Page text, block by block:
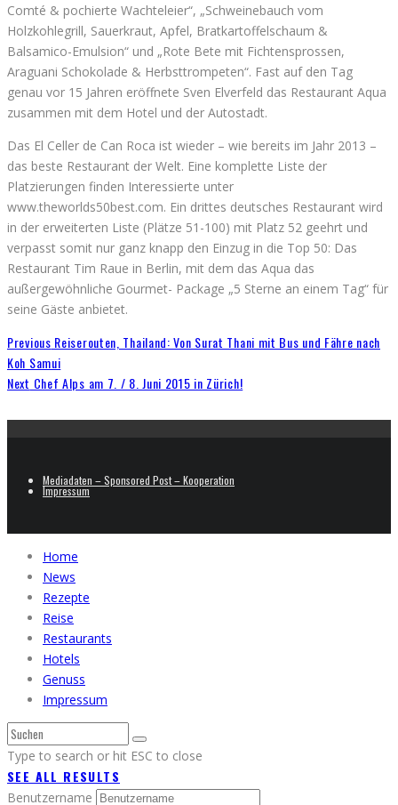
Comté & pochierte Wachteleier“, „Schweinebauch vom
Holzkohlegrill, Sauerkraut, Apfel, Bratkartoffelschaum &
Balsamico-Emulsion“ und „Rote Bete mit Fichtensprossen,
Araguani Schokolade & Herbsttrompeten“. Fast auf den Tag
genau vor 15 Jahren eröffnete Sven Elverfeld das Restaurant Aqua
zusammen mit dem Hotel und der Autostadt.
Das El Celler de Can Roca ist wieder – wie bereits im Jahr 2013 –
das beste Restaurant der Welt. Eine komplette Liste der
Platzierungen finden Interessierte unter
www.theworlds50best.com. Ein drittes deutsches Restaurant wird
in der erweiterten Liste (Plätze 51-100) mit Platz 52 geehrt und
verpasst somit nur ganz knapp den Einzug in die Top 50: Das
Restaurant Tim Raue in Berlin, mit dem das Aqua das
außergewöhnliche Gourmet- Package „5 Sterne an einem Tag“ für
seine Gäste anbietet.
Previous Reiserouten, Thailand: Von Surat Thani mit Bus und Fähre nach
Koh Samui
Next Chef Alps am 7. / 8. Juni 2015 in Zürich!
Mediadaten – Sponsored Post – Kooperation
Impressum
Home
News
Rezepte
Reise
Restaurants
Hotels
Genuss
Impressum
Type to search or hit ESC to close
SEE ALL RESULTS
Benutzername